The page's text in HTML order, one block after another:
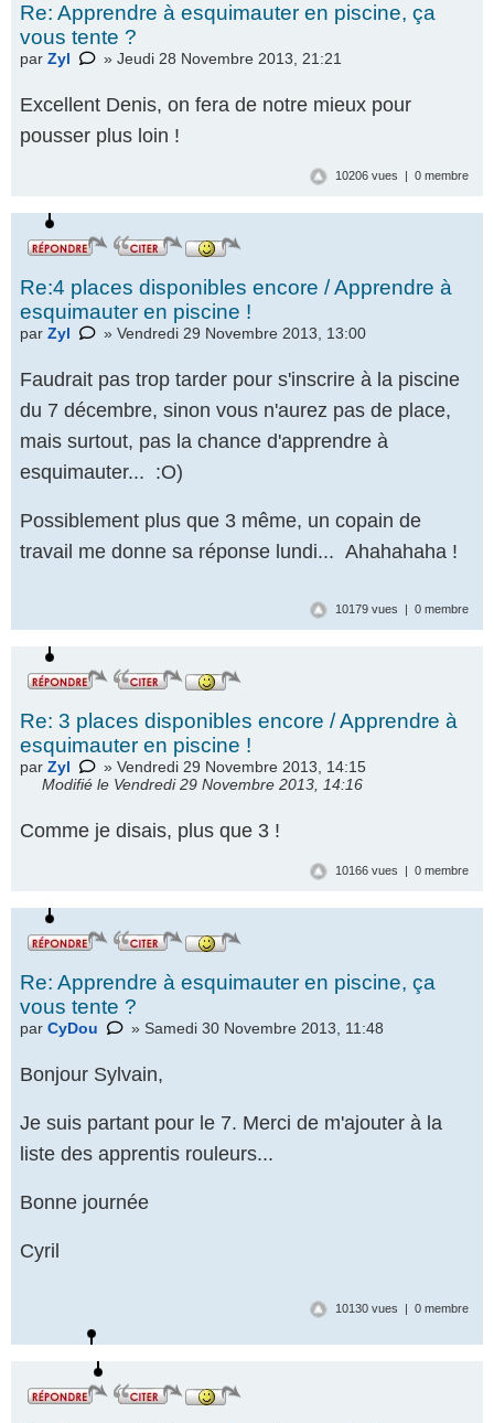
Re: Apprendre à esquimauter en piscine, ça
vous tente ?
par Zyl » Jeudi 28 Novembre 2013, 21:21
Excellent Denis, on fera de notre mieux pour
pousser plus loin !
10206 vues | 0 membre
Re:4 places disponibles encore / Apprendre à
esquimauter en piscine !
par Zyl » Vendredi 29 Novembre 2013, 13:00
Faudrait pas trop tarder pour s'inscrire à la piscine
du 7 décembre, sinon vous n'aurez pas de place,
mais surtout, pas la chance d'apprendre à
esquimauter... :O)
Possiblement plus que 3 même, un copain de
travail me donne sa réponse lundi... Ahahahaha !
10179 vues | 0 membre
Re: 3 places disponibles encore / Apprendre à
esquimauter en piscine !
par Zyl
» Vendredi 29 Novembre 2013, 14:15
Modifié le Vendredi 29 Novembre 2013, 14:16
Comme je disais, plus que 3 !
10166 vues | 0 membre
Re: Apprendre à esquimauter en piscine, ça
vous tente ?
par CyDou » Samedi 30 Novembre 2013, 11:48
Bonjour Sylvain,
Je suis partant pour le 7. Merci de m'ajouter à la
liste des apprentis rouleurs...
Bonne journée
Cyril
10130 vues | 0 membre